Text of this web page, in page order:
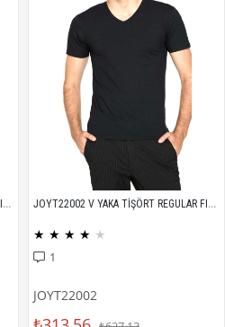
JOYT22001 O YAKA TİŞÖRT REGULAR FIT %100 PAMUK COMPACK PENYE JOYT22002 V YAKA TİŞÖRT REGULAR FIT %100 PAMUK COMPACK PENYE
★ ★ ★ ★ ★
1
JOYT22002